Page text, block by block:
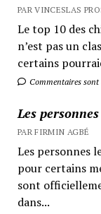
PAR VINCESLAS
Le top 10 des
n’est pas un
certains
Commentaires sont
Les
PAR FIRMIN AGBÉ
Les personnes
pour certains
sont
dans...